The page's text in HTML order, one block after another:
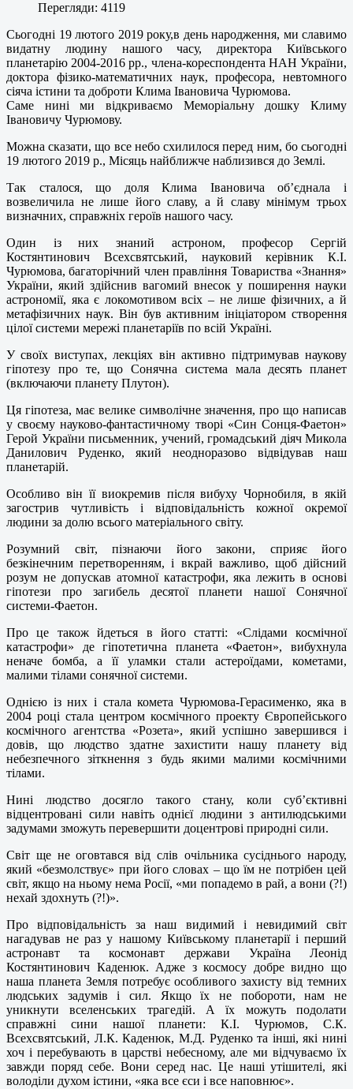
Перегляди: 4119
Сьогодні 19 лютого 2019 року,в день народження, ми славимо
видатну людину нашого часу, директора Київського
планетарію 2004-2016 рр., члена-кореспондента НАН України,
доктора фізико-математичних наук, професора, невтомного
сіяча істини та доброти Клима Івановича Чурюмова.
Саме нині ми відкриваємо Меморіальну дошку Климу
Івановичу Чурюмову.
Можна сказати, що все небо схилилося перед ним, бо сьогодні
19 лютого 2019 р., Місяць найближче наблизився до Землі.
Так сталося, що доля Клима Івановича об’єднала і
возвеличила не лише його славу, а й славу мінімум трьох
визначних, справжніх героїв нашого часу.
Один із них знаний астроном, професор Сергій
Костянтинович Всехсвятський, науковий керівник К.І.
Чурюмова, багаторічний член правління Товариства «Знання»
України, який здійснив вагомий внесок у поширення науки
астрономії, яка є локомотивом всіх – не лише фізичних, а й
метафізичних наук. Він був активним ініціатором створення
цілої системи мережі планетаріїв по всій Україні.
У своїх виступах, лекціях він активно підтримував наукову
гіпотезу про те, що Сонячна система мала десять планет
(включаючи планету Плутон).
Ця гіпотеза, має велике символічне значення, про що написав
у своєму науково-фантастичному творі «Син Сонця-Фаетон»
Герой України письменник, учений, громадський діяч Микола
Данилович Руденко, який неодноразово відвідував наш
планетарій.
Особливо він її виокремив після вибуху Чорнобиля, в якій
загострив чутливість і відповідальність кожної окремої
людини за долю всього матеріального світу.
Розумний світ, пізнаючи його закони, сприяє його
безкінечним перетворенням, і вкрай важливо, щоб дійсний
розум не допускав атомної катастрофи, яка лежить в основі
гіпотези про загибель десятої планети нашої Сонячної
системи-Фаетон.
Про це також йдеться в його статті: «Слідами космічної
катастрофи» де гіпотетична планета «Фаетон», вибухнула
неначе бомба, а її уламки стали астероїдами, кометами,
малими тілами сонячної системи.
Однією із них і стала комета Чурюмова-Герасименко, яка в
2004 році стала центром космічного проекту Європейського
космічного агентства «Розета», який успішно завершився і
довів, що людство здатне захистити нашу планету від
небезпечного зіткнення з будь якими малими космічними
тілами.
Нині людство досягло такого стану, коли суб’єктивні
відцентровані сили навіть однієї людини з антилюдськими
задумами зможуть перевершити доцентрові природні сили.
Світ ще не оговтався від слів очільника сусіднього народу,
який «безмолствує» при його словах – що їм не потрібен цей
світ, якщо на ньому нема Росії, «ми попадемо в рай, а вони (?!)
нехай здохнуть (?!)».
Про відповідальність за наш видимий і невидимий світ
нагадував не раз у нашому Київському планетарії і перший
астронавт та космонавт держави Україна Леонід
Костянтинович Каденюк. Адже з космосу добре видно що
наша планета Земля потребує особливого захисту від темних
людських задумів і сил. Якщо їх не побороти, нам не
уникнути вселенських трагедій. А їх можуть подолати
справжні сини нашої планети: К.І. Чурюмов, С.К.
Всехсвятський, Л.К. Каденюк, М.Д. Руденко та інші, які нині
хоч і перебувають в царстві небесному, але ми відчуваємо їх
завжди поряд себе. Вони серед нас. Це наші утішителі, які
володіли духом істини, «яка все єси і все наповнює».